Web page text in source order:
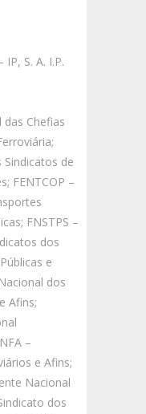
S. A. I.P.
das Chefias
Sindicatos de
FENTCOP –
FNSTPS –
dos
e
dos
Afins;
–
e Afins;
Nacional
dos